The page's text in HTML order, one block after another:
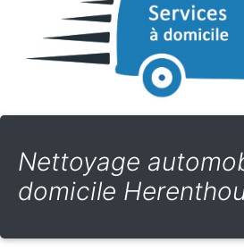
Nettoyage
domicile